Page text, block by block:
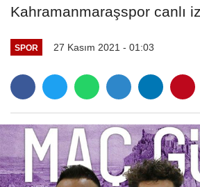
Kahramanmaraşspor canlı
SPOR 27 Kasım 2021 - 01:03